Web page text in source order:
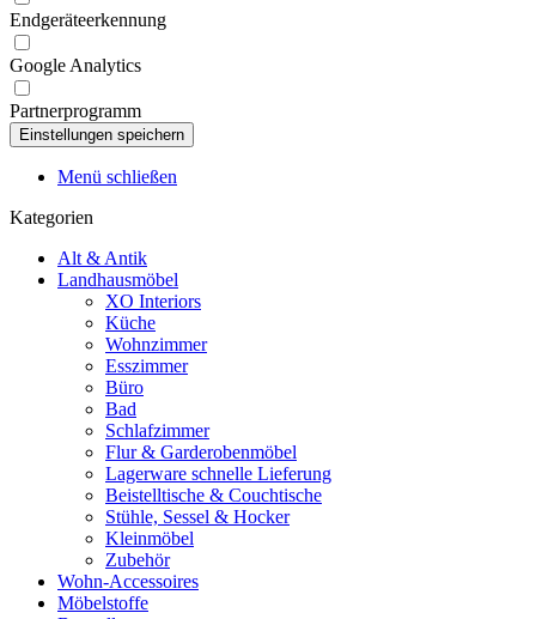
Endgeräteerkennung
Google Analytics
Partnerprogramm
Menü schließen
Kategorien
Alt & Antik
Landhausmöbel
XO Interiors
Küche
Wohnzimmer
Esszimmer
Büro
Bad
Schlafzimmer
Flur & Garderobenmöbel
Lagerware schnelle Lieferung
Beistelltische & Couchtische
Stühle, Sessel & Hocker
Kleinmöbel
Zubehör
Wohn-Accessoires
Möbelstoffe